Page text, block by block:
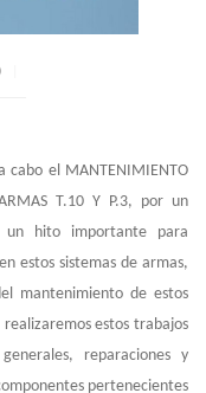
cabo el MANTENIMIENTO
ARMAS T.10 Y P.3, por un
un hito importante para
estos sistemas de armas,
mantenimiento de estos
estos trabajos
reparaciones y
pertenecientes